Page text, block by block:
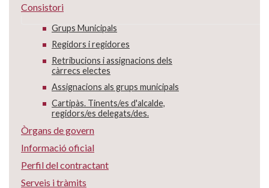
Consistori
Grups Municipals
Regidors i regidores
Retribucions i assignacions dels
càrrecs electes
Assignacions als grups municipals
Cartipàs. Tinents/es d'alcalde,
regidors/es delegats/des.
Òrgans de govern
Informació oficial
Perfil del contractant
Serveis i tràmits